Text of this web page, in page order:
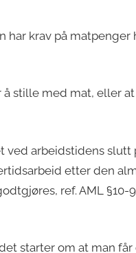
har krav på matpenger
stille med mat, eller
arbeidstidens slutt
etter den
ref. AML §10-
starter om at man